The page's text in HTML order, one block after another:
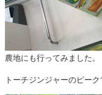
農地にも行ってみました。
トーチジンジャーのピー